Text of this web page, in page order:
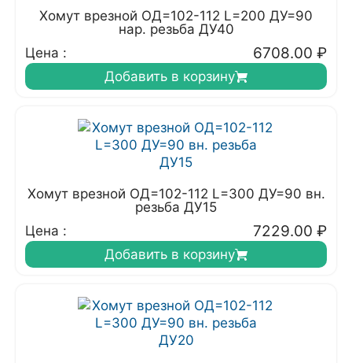
Хомут врезной ОД=102-112 L=200 ДУ=90
нар. резьба ДУ40
Цена :
6708.00 ₽
Добавить в корзину
Хомут врезной ОД=102-112 L=300 ДУ=90 вн.
резьба ДУ15
Цена :
7229.00 ₽
Добавить в корзину